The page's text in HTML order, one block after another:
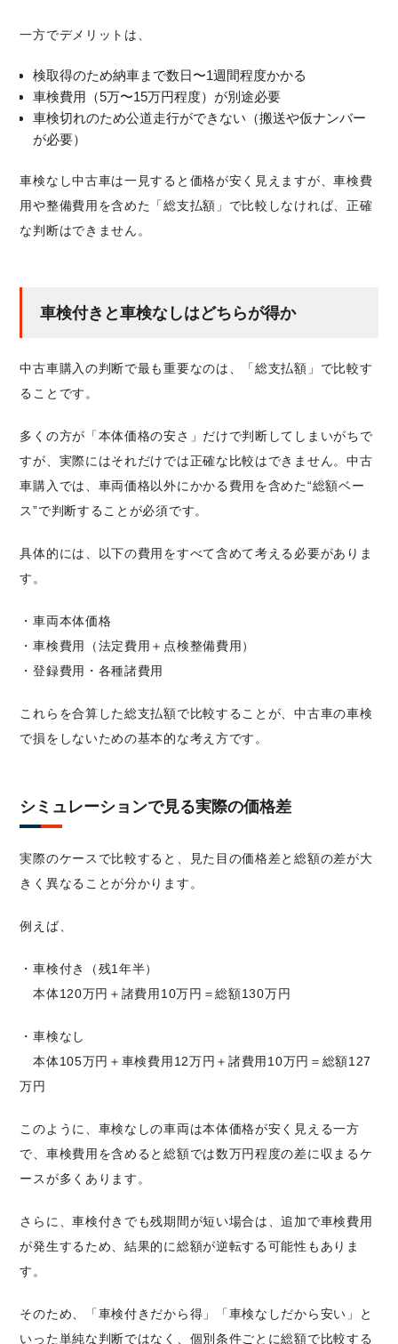
一方でデメリットは、
検取得のため納車まで数日〜1週間程度かかる
車検費用（5万〜15万円程度）が別途必要
車検切れのため公道走行ができない（搬送や仮ナンバー
が必要）
車検なし中古車は一見すると価格が安く見えますが、車検費
用や整備費用を含めた「総支払額」で比較しなければ、正確
な判断はできません。
車検付きと車検なしはどちらが得か
中古車購入の判断で最も重要なのは、「総支払額」で比較す
ることです。
多くの方が「本体価格の安さ」だけで判断してしまいがちで
すが、実際にはそれだけでは正確な比較はできません。中古
車購入では、車両価格以外にかかる費用を含めた“総額ベー
ス”で判断することが必須です。
具体的には、以下の費用をすべて含めて考える必要がありま
す。
・車両本体価格
・車検費用（法定費用＋点検整備費用）
・登録費用・各種諸費用
これらを合算した総支払額で比較することが、中古車の車検
で損をしないための基本的な考え方です。
シミュレーションで見る実際の価格差
実際のケースで比較すると、見た目の価格差と総額の差が大
きく異なることが分かります。
例えば、
・車検付き（残1年半）
本体120万円＋諸費用10万円＝総額130万円
・車検なし
本体105万円＋車検費用12万円＋諸費用10万円＝総額127
万円
このように、車検なしの車両は本体価格が安く見える一方
で、車検費用を含めると総額では数万円程度の差に収まるケ
ースが多くあります。
さらに、車検付きでも残期間が短い場合は、追加で車検費用
が発生するため、結果的に総額が逆転する可能性もありま
す。
そのため、「車検付きだから得」「車検なしだから安い」と
いった単純な判断ではなく、個別条件ごとに総額で比較する